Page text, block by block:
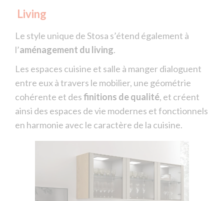
Living
Le style unique de Stosa s’étend également à
l’aménagement du living.
Les espaces cuisine et salle à manger dialoguent
entre eux à travers le mobilier, une géométrie
cohérente et desfinitions de qualité, et créent
ainsi des espaces de vie modernes et fonctionnels
en harmonie avec le caractère de la cuisine.